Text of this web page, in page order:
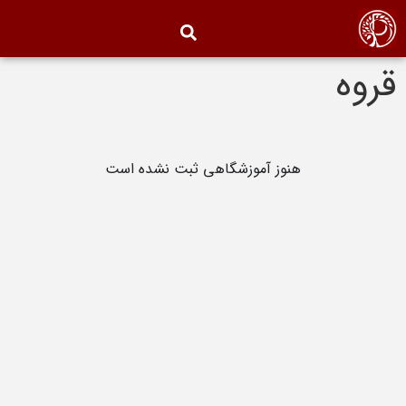
قروه
هنوز آموزشگاهی ثبت نشده است